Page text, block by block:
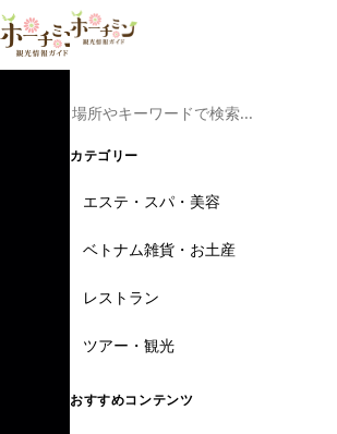
カテゴリー
エステ・スパ・美容
ベトナム雑貨・お土産
レストラン
ツアー・観光
おすすめコンテンツ